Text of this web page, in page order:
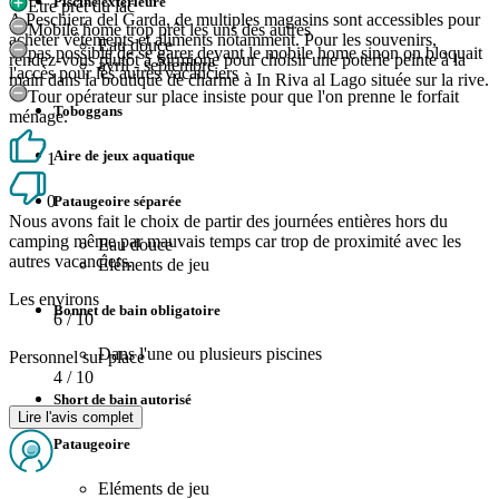
A Peschiera del Garda, de multiples magasins sont accessibles pour
acheter vêtements et aliments notamment. Pour les souvenirs,
rendez-vous plutôt à Sirmione pour choisir une poterie peinte à la
main dans la boutique de charme à In Riva al Lago située sur la rive.
Eau douce
avril - septembre
Toboggans
Aire de jeux aquatique
Pataugeoire séparée
Eau douce
Éléments de jeu
Bonnet de bain obligatoire
Dans l'une ou plusieurs piscines
Short de bain autorisé
Pataugeoire
Eléments de jeu
Etre prêt du lac
Mobile home trop prêt les uns des autres
pas possible de se garer devant le mobile home sinon on bloquait
l'accès pour les autres vacanciers
Tour opérateur sur place insiste pour que l'on prenne le forfait
ménage.
1
0
Nous avons fait le choix de partir des journées entières hors du
camping même par mauvais temps car trop de proximité avec les
autres vacanciers.
Les environs
6/ 10
Personnel sur place
4 / 10
Lire l'avis complet